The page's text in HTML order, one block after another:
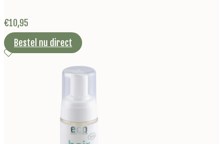
€10,95
Bestel nu direct